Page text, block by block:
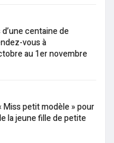
centaine de
vous à
au 1er novembre
Miss petit modèle » pour
la jeune fille de petite